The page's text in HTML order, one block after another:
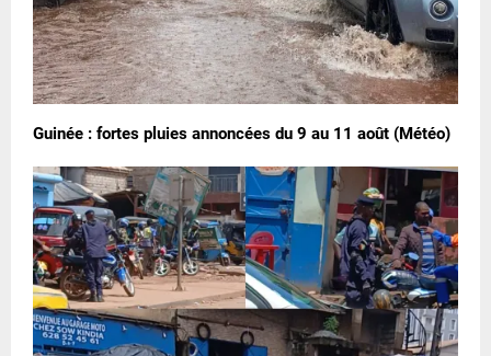
Guinée : fortes pluies annoncées du 9 au 11 août (Météo)